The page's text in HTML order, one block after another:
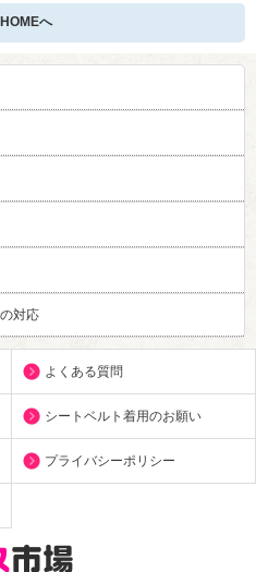
HOMEへ
対応
よくある質問
シートベルト着用のお願い
プライバシーポリシー